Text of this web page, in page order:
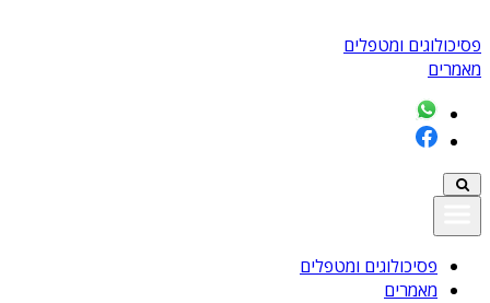
פסיכולוגים ומטפלים
מאמרים
פסיכולוגים ומטפלים
מאמרים